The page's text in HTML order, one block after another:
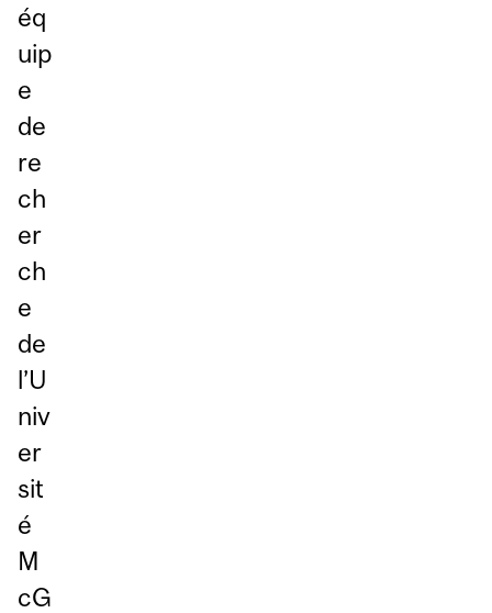
éq
uip
e
de
re
ch
er
ch
e
de
l’U
niv
er
sit
é
M
cG